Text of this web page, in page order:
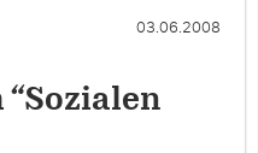
03.06.2008